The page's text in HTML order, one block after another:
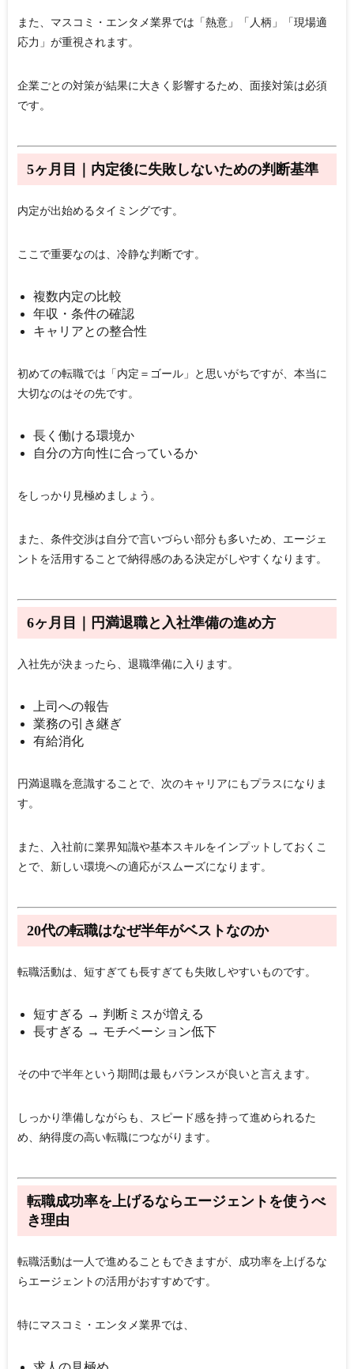
また、マスコミ・エンタメ業界では「熱意」「人柄」「現場適
応力」が重視されます。
企業ごとの対策が結果に大きく影響するため、面接対策は必須
です。
5ヶ月目｜内定後に失敗しないための判断基準
内定が出始めるタイミングです。
ここで重要なのは、 冷静な判断です。
複数内定の比較
年収・条件の確認
キャリアとの整合性
初めての転職では「内定＝ゴール」と思いがちですが、本当に
大切なのはその先です。
長く働ける環境か
自分の方向性に合っているか
をしっかり見極めましょう。
また、条件交渉は自分で言いづらい部分も多いため、エージェ
ントを活用することで納得感のある決定がしやすくなります。
6ヶ月目｜円満退職と入社準備の進め方
入社先が決まったら、退職準備に入ります。
上司への報告
業務の引き継ぎ
有給消化
円満退職を意識することで、次のキャリアにもプラスになりま
す。
また、入社前に業界知識や基本スキルをインプットしておくこ
とで、新しい環境への適応がスムーズになります。
20代の転職はなぜ半年がベストなのか
転職活動は、短すぎても長すぎても失敗しやすいものです。
短すぎる → 判断ミスが増える
長すぎる → モチベーション低下
その中で半年という期間は最もバランスが良いと言えます。
しっかり準備しながらも、スピード感を持って進められるた
め、納得度の高い転職につながります。
転職成功率を上げるならエージェントを使うべ
き理由
転職活動は一人で進めることもできますが、成功率を上げるな
らエージェントの活用がおすすめです。
特にマスコミ・エンタメ業界では、